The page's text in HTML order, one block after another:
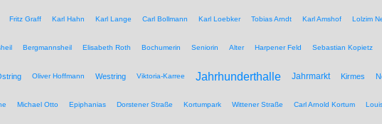
Fritz Graff Karl Hahn Karl Lange Carl Bollmann Karl Loebker Tobias Arndt Karl Amshof Lolzim
Bergmannsheil Elisabeth Roth Bochumerin Seniorin Alter Harpener Feld Sebastian Kopietz
Oliver Hoffmann Westring Viktoria-Karree Jahrhunderthalle Jahrmarkt Kirmes
Michael Otto Epiphanias Dorstener Straße Kortumpark Wittener Straße Carl Arnold Kortum